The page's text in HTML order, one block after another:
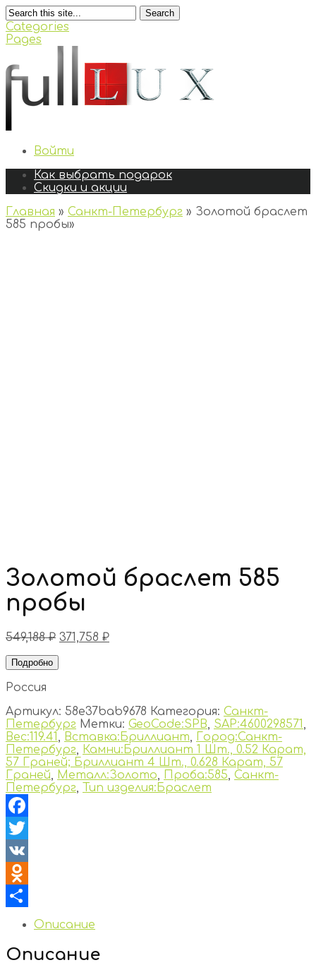
Search
Categories
Pages
Войти
Как выбрать подарок
Скидки и акции
Главная » Санкт-Петербург » Золотой браслет
585 пробы»
Золотой браслет 585
пробы
549,188₽ 371,758 ₽
Подробно
Россия
Артикул: 58e37bab9678 Категория: Санкт-
Петербург Метки: GeoCode:SPB, SAP:4600298571,
Вес:119.41, Вставка:Бриллиант, Город:Санкт-
Петербург, Камни:Бриллиант 1 Шт., 0.52 Карат,
57 Граней; Бриллиант 4 Шт., 0.628 Карат, 57
Граней, Металл:Золото, Проба:585, Санкт-
Петербург, Тип изделия:Браслет
Facebook
Twitter
VK
Odnoklassniki
Отправить
Описание
Описание